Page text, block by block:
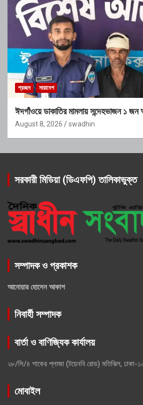
প্রচ্ছদ সারাদেশ
ঈদগাঁওয়ে ডাকাতির মামলায় সন্দেহভাজন ১
August 8, 2026 swadhin
সরকারী মিডিয়া (ডিএফপি) তালিকাভুক্ত
সম্পাদক ও প্রকাশক
আনোয়ার হোসেন আকাশ
নিবার্হী সম্পাদক
বার্তা ও বাণিজ্যিক কার্যালয়
২৮/সি/৪ শাকের প্লাজা (টয়েনবি রোড) মতিঝিল, ঢাকা-
মোবাইল